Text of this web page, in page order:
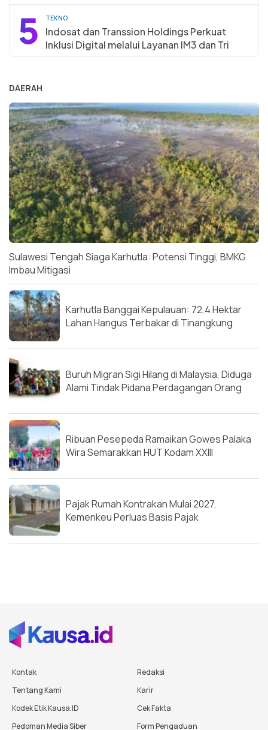
5 TEKNO
Indosat dan Transsion Holdings Perkuat
Inklusi Digital melalui Layanan IM3 dan Tri
DAERAH
Sulawesi Tengah Siaga Karhutla: Potensi Tinggi, BMKG
Imbau Mitigasi
Karhutla Banggai Kepulauan: 72,4 Hektar
Lahan Hangus Terbakar di Tinangkung
Buruh Migran Sigi Hilang di Malaysia, Diduga
Alami Tindak Pidana Perdagangan Orang
Ribuan Pesepeda Ramaikan Gowes Palaka
Wira Semarakkan HUT Kodam XXIII
Pajak Rumah Kontrakan Mulai 2027,
Kemenkeu Perluas Basis Pajak
Kontak
Redaksi
Tentang Kami
Karir
Kodek Etik Kausa.ID
Cek Fakta
Pedoman Media Siber
Form Pengaduan